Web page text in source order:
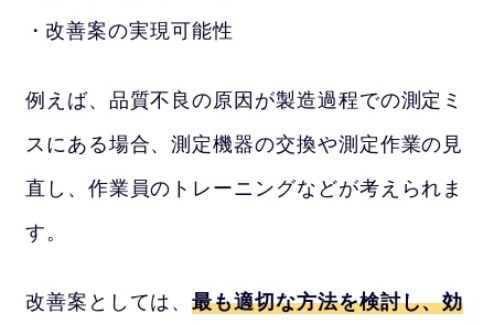
改善案の実現可能性
例えば、品質不良の原因が製造過程での測定ミ
スにある場合、測定機器の交換や測定作業の見
直し、作業員のトレーニングなどが考えられま
す。
改善案としては、最も適切な方法を検討し、効